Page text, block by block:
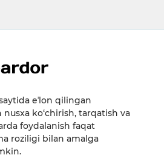
eʼlon qilingan
ko‘chirish, tarqatish va
foydalanish faqat
roziligi bilan amalga